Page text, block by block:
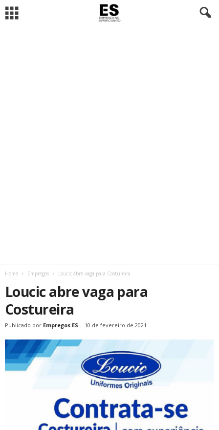
Home Empregos Loucic abre vaga para Costureira
Loucic abre vaga para
Costureira
Publicado por Empregos ES - 10 de fevereiro de 2021